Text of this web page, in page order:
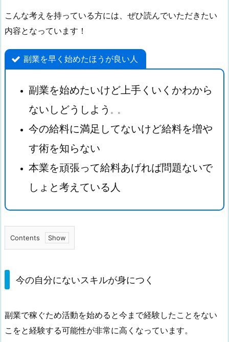
こんな考えを持っている方には、ぜひ読んでいただきたい
内容となっています！
副業を早く始めたほうが良い人
副業を始めたいけど上手くいくかわから
ないしどうしよう 。。
今の給料に満足してないけど給料を増や
す術を知らない
本業を頑張って給料あげれば問題ないで
しょと考えている人
Contents
1.
の
に
な
今の自分にないスキルが身につく
副業で稼ぐため活動を始めると今まで経験したことをない
こをと経験する可能性が非常に高くなっています。